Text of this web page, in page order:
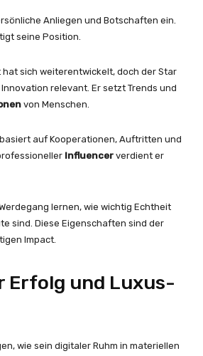
Anliegen und Botschaften ein.
seine Position.
sich weiterentwickelt, doch der Star
relevant. Er setzt Trends und
von Menschen.
auf Kooperationen, Auftritten und
Influencer verdient er
lernen, wie wichtig Echtheit
sind. Diese Eigenschaften sind der
Impact.
Erfolg und Luxus-
wie sein digitaler Ruhm in materiellen